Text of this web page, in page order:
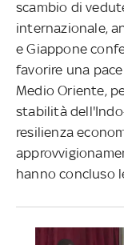
scambio di
internazionale,
e Giappone
favorire una
Medio Oriente,
stabilità
resilienza
hanno concluso